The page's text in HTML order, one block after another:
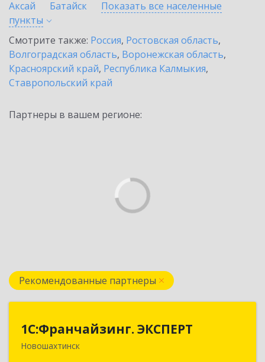
Аксай
Батайск
Показать все населенные
пункты
Смотрите также: Россия, Ростовская область,
Волгоградская область, Воронежская область,
Красноярский край, Республика Калмыкия,
Ставропольский край
Партнеры в вашем регионе:
Рекомендованные партнеры
1С:Франчайзинг. ЭКСПЕРТ
Новошахтинск
1С:Франчайзинг. ЭКСПЕРТ
346901, Ростовская обл, Новошахтинск г,